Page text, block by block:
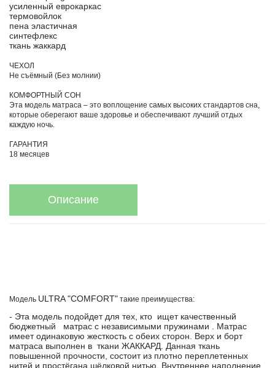
усиленный еврокаркас
термовойлок
пена эластичная
синтефлекс
ткань жаккард
ЧЕХОЛ
Не съёмный (Без молнии)
КОМФОРТНЫЙ СОН
Эта модель матраса – это воплощение самых высоких стандартов сна,
которые оберегают ваше здоровье и обеспечивают лучший отдых
каждую ночь.
ГАРАНТИЯ
18 месяцев
Описание
Модель ULTRA "COMFORT" такие преимущества:
- Эта модель подойдет для тех, кто ищет качественный
бюджетный матрас с независимыми пружинами . Матрас
имеет одинаковую жесткость с обеих сторон. Верх и борт
матраса выполнен в ткани ЖАККАРД. Данная ткань
повышенной прочности, состоит из плотно переплетенных
нитей и простёгана шёлковой нитью. Внутреннее наполнение